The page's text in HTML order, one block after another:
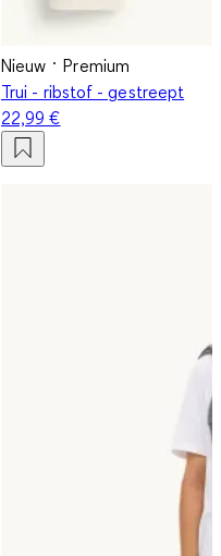
Nieuw
Premium
Trui - ribstof - gestreept
22,99 €